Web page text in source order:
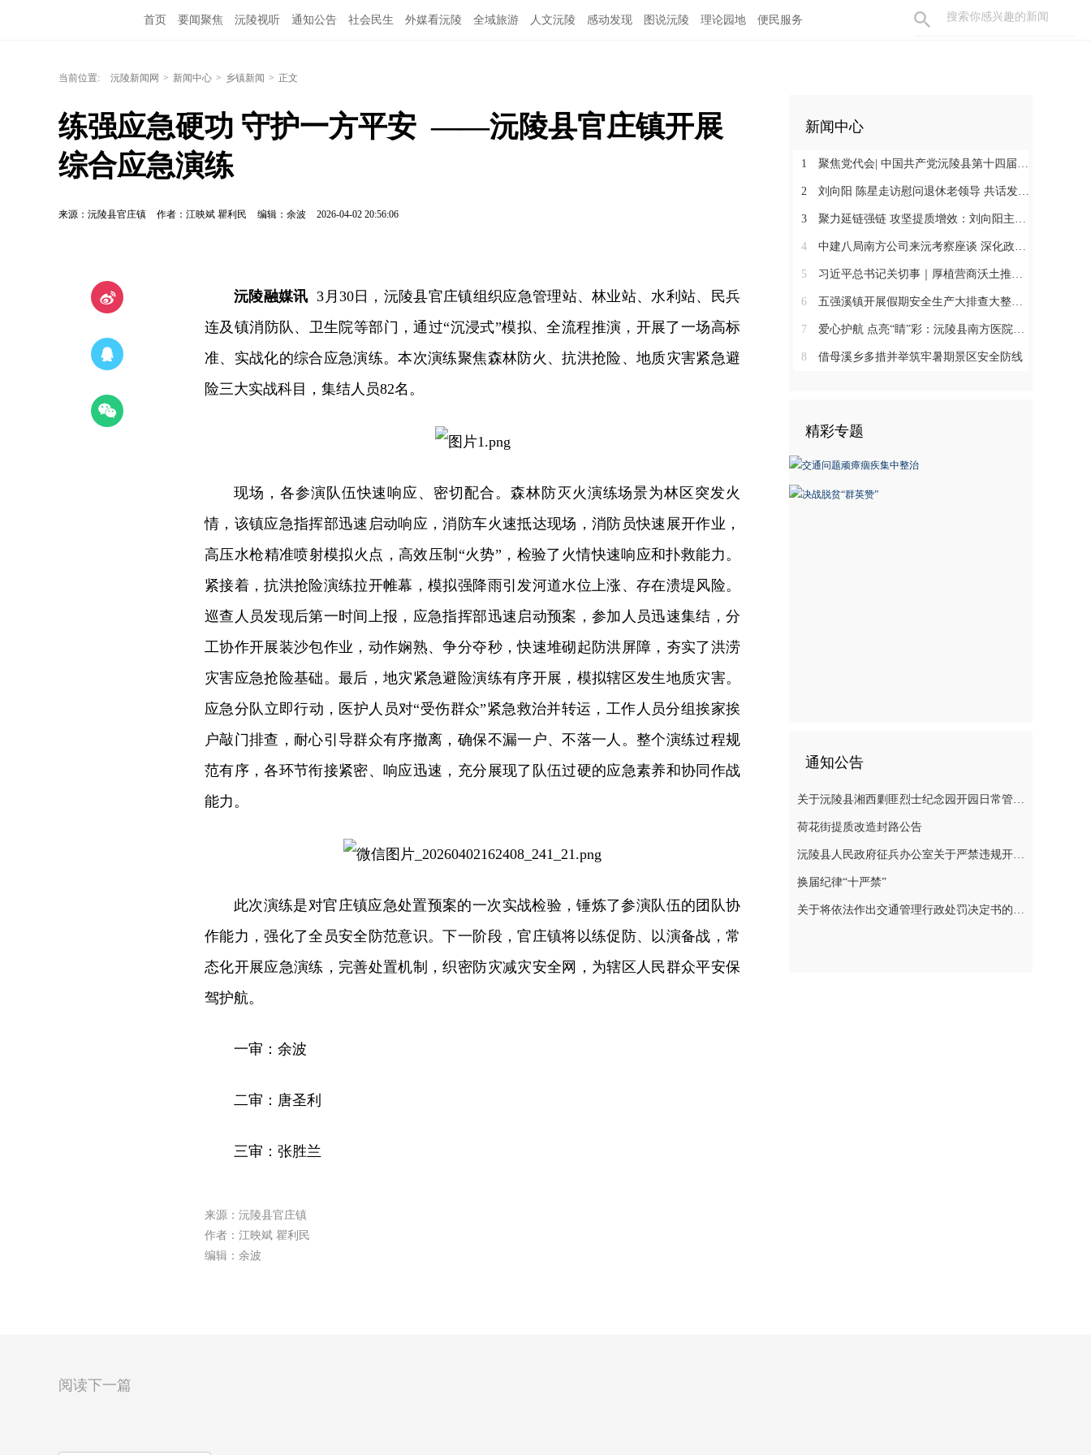
首页 要闻聚焦 沅陵视听 通知公告 社会民生 外媒看沅陵 全域旅游 人文沅陵 感动发现 图说沅陵 理论园地 便民服务
当前位置: 沅陵新闻网 > 新闻中心 > 乡镇新闻 > 正文
练强应急硬功 守护一方平安  ——沅陵县官庄镇开展
综合应急演练
来源：沅陵县官庄镇 作者：江映斌 瞿利民 编辑：余波 2026-04-02 20:56:06
沅陵融媒讯 3月30日， 沅陵县官庄镇组织应急管理站、林业站、水利站、民兵
连及镇消防队、卫生院等部门，通过“沉浸式”模拟、全流程推演，开展了一场高标
准、实战化的综合应急演练。本次演练聚焦森林防火、抗洪抢险、地质灾害紧急避
险三大实战科目，集结人员82名。
现场，各参演队伍快速响应、密切配合。森林防灭火演练场景为林区突发火
情，该镇应急指挥部迅速启动响应，消防车火速抵达现场，消防员快速展开作业，
高压水枪精准喷射模拟火点，高效压制 “火势”，检验了火情快速响应和扑救能力。
紧接着，抗洪抢险演练拉开帷幕，模拟强降雨引发河道水位上涨、存在溃堤风险。
巡查人员发现后第一时间上报，应急指挥部迅速启动预案，参加人员迅速集结，分
工协作开展装沙包作业，动作娴熟、争分夺秒，快速堆砌起防洪屏障，夯实了洪涝
灾害应急抢险基础。最后，地灾紧急避险演练有序开展，模拟辖区发生地质灾害。
应急分队立即行动，医护人员对“受伤群众”紧急救治并转运，工作人员分组挨家挨
户敲门排查，耐心引导群众有序撤离，确保不漏一户、不落一人。整个演练过程规
范有序，各环节衔接紧密、响应迅速，充分展现了队伍过硬的应急素养和协同作战
能力。
此次演练是对官庄镇应急处置预案的一次实战检验，锤炼了参演队伍的团队协
作能力，强化了全员安全防范意识。下一阶段，官庄镇将以练促防、以演备战，常
态化开展应急演练，完善处置机制，织密防灾减灾安全网，为辖区人民群众平安保
驾护航。
一审：余波
二审：唐圣利
三审：张胜兰
来源：沅陵县官庄镇
作者：江映斌 瞿利民
编辑：余波
新闻中心
1 聚焦党代会| 中国共产党沅陵县第十四届委员会第一次全体会议召开 刘向阳当选为县委书记
2 刘向阳 陈星走访慰问退休老领导 共话发展凝聚奋进合力
3 聚力延链强链 攻坚提质增效：刘向阳主持召开新金属产业链工作调度会
4 中建八局南方公司来沅考察座谈 深化政企合作 提速张沅高速项目建设
5 习近平总书记关切事｜厚植营商沃土推动东北全面振兴
6 五强溪镇开展假期安全生产大排查大整治暨消防安全攻坚行动
7 爱心护航 点亮“睛”彩：沅陵县南方医院到深溪口隆兴村开展公益活动
8 借母溪乡多措并举筑牢暑期景区安全防线
精彩专题
通知公告
关于沅陵县湘西剿匪烈士纪念园开园日常管理规定（草案）公开征求意见的公告
荷花街提质改造封路公告
沅陵县人民政府征兵办公室关于严禁违规开展 涉征兵商业化培训的公告
换届纪律“十严禁”
关于将依法作出交通管理行政处罚决定书的公告
阅读下一篇